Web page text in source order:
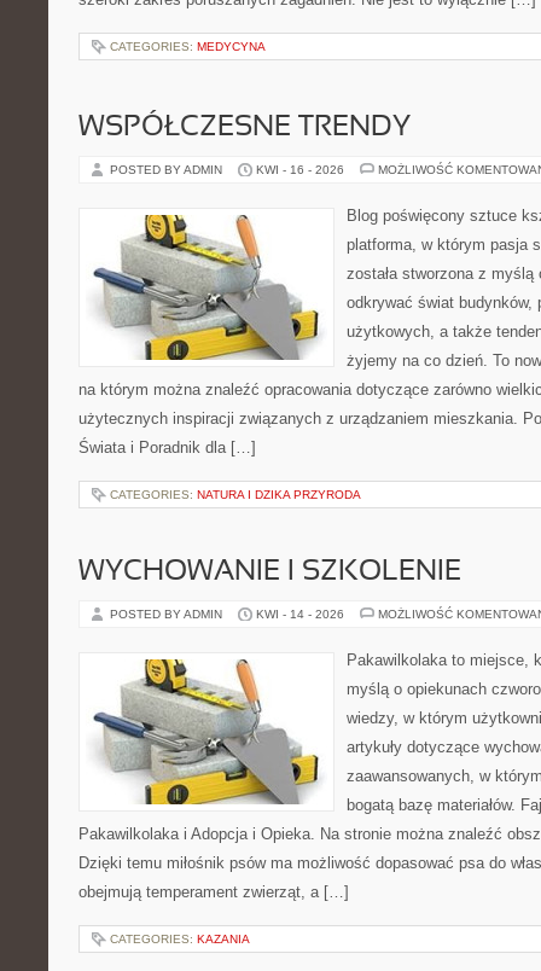
CATEGORIES: MEDYCYNA
WSPÓŁCZESNE TRENDY
POSTED BY ADMIN KWI - 16 - 2026 MOŻLIWOŚĆ
Blog poświęcony sztuce
platforma, w którym pasja
została stworzona z
odkrywać świat
użytkowych, a także
żyjemy na co dzień. To
na którym można znaleźć opracowania dotyczące zarówno
użytecznych inspiracji związanych z urządzaniem mieszkania.
Świata i Poradnik dla […]
CATEGORIES: NATURA I DZIKA PRZYRODA
WYCHOWANIE I SZKOLENIE
POSTED BY ADMIN KWI - 14 - 2026 MOŻLIWOŚĆ
Pakawilkolaka to miejsce,
myślą o opiekunach
wiedzy, w którym
artykuły dotyczące
zaawansowanych, w
bogatą bazę materiałów.
Pakawilkolaka i Adopcja i Opieka. Na stronie można znaleźć
Dzięki temu miłośnik psów ma możliwość dopasować psa do
obejmują temperament zwierząt, a […]
CATEGORIES: KAZANIA